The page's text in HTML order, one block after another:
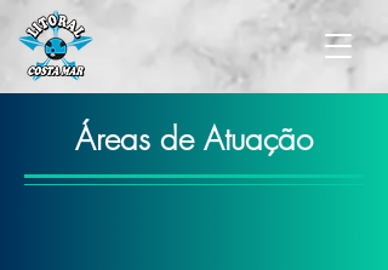
Áreas de Atuação